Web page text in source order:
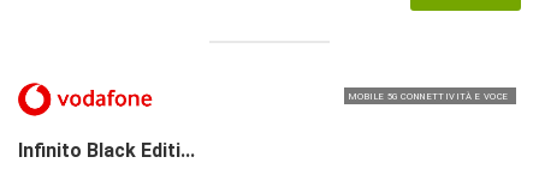
MOBILE 5G CONNETTIVITÀ E VOCE
Infinito Black Editi...